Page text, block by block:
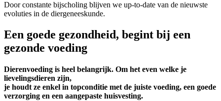
Door constante bijscholing blijven we up-to-date van de nieuwste
evoluties in de diergeneeskunde.
Een goede gezondheid, begint bij een
gezonde voeding
Dierenvoeding is heel belangrijk. Om het even welke je
lievelingsdieren zijn,
je houdt ze enkel in topconditie met de juiste voeding, een goede
verzorging en een aangepaste huisvesting.